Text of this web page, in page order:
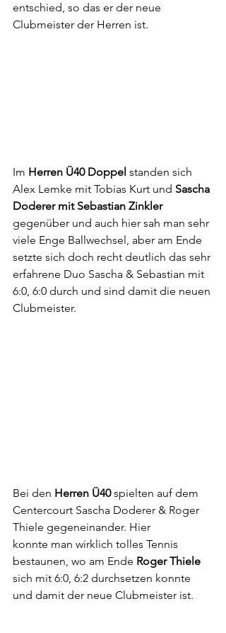
entschied, so das er der neue
Clubmeister der Herren ist.
Im Herren Ü40 Doppel standen sich
Alex Lemke mit Tobias Kurt und Sascha
Doderer mit Sebastian Zinkler
gegenüber und auch hier sah man sehr
viele Enge Ballwechsel, aber am Ende
setzte sich doch recht deutlich das sehr
erfahrene Duo Sascha & Sebastian mit
6:0, 6:0 durch und sind damit die neuen
Clubmeister.
Bei den Herren Ü40 spielten auf dem
Centercourt Sascha Doderer & Roger
Thiele gegeneinander. Hier
konnte man wirklich tolles Tennis
bestaunen, wo am Ende Roger Thiele
sich mit 6:0, 6:2 durchsetzen konnte
und damit der neue Clubmeister ist.